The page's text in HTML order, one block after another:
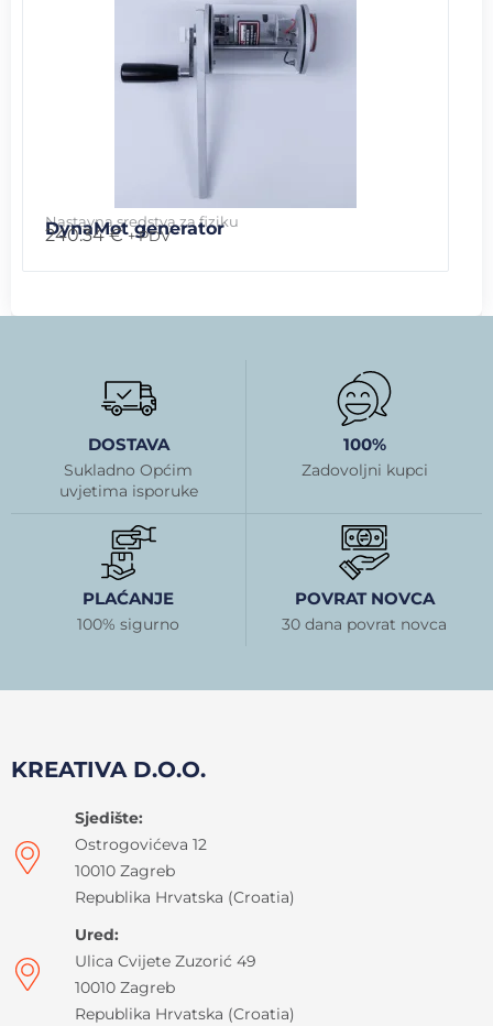
Nastavna sredstva za fiziku
DynaMot generator
240.34€ + PDV
DOSTAVA
Sukladno Općim
uvjetima isporuke
100%
Zadovoljni kupci
PLAĆANJE
100% sigurno
POVRAT NOVCA
30 dana povrat novca
KREATIVA D.O.O.
Sjedište:
Ostrogovićeva 12
10010 Zagreb
Republika Hrvatska (Croatia)
Ured:
Ulica Cvijete Zuzorić 49
10010 Zagreb
Republika Hrvatska (Croatia)